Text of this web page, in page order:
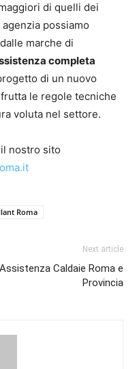
di quelli dei
possiamo
marche di
completa
di un nuovo
le regole tecniche
voluta nel settore.
nostro sito
Roma
Next article
Assistenza Caldaie Roma e
Provincia